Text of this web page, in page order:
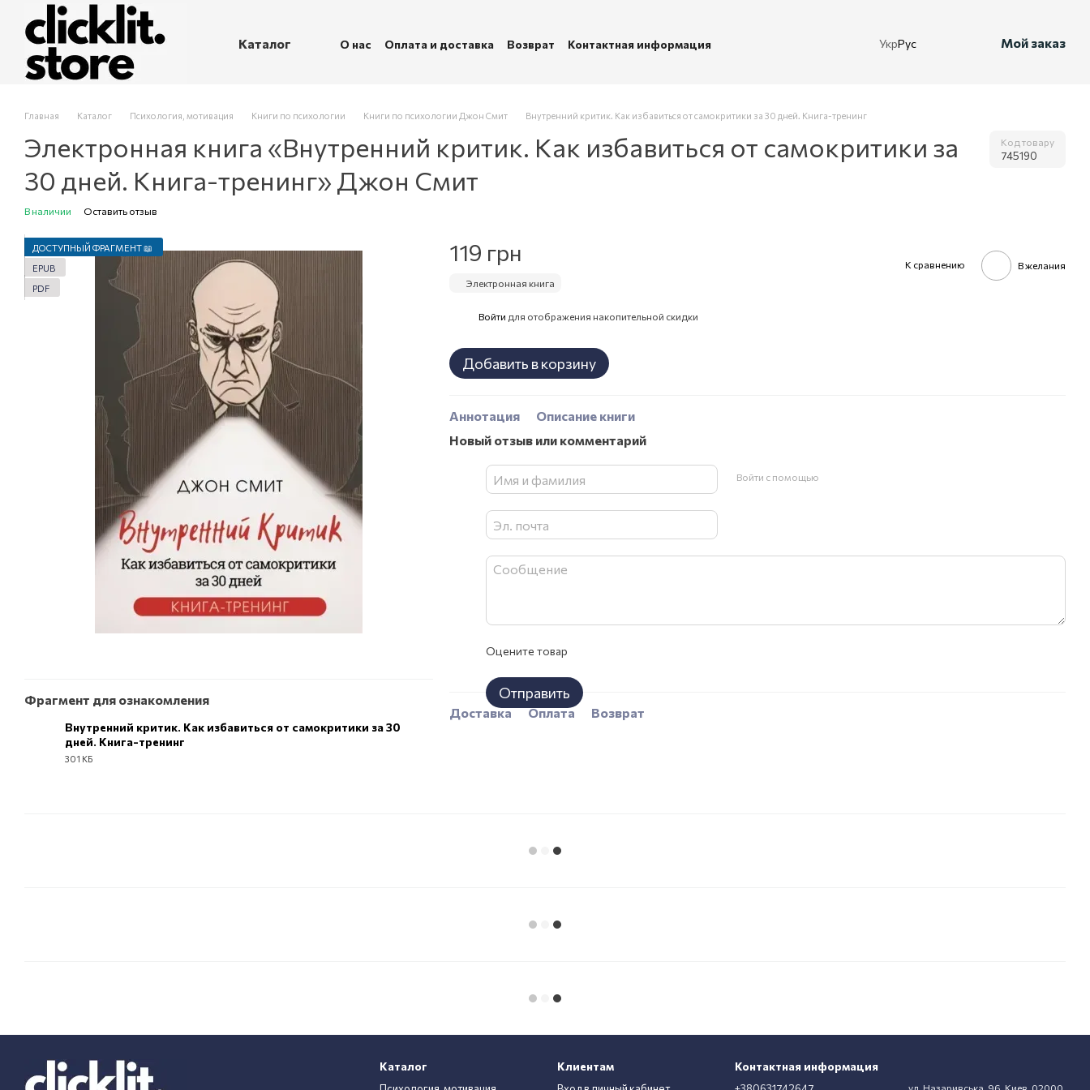
Перейти к основному контенту
Каталог О нас Оплата и доставка Возврат
Контактная информация
УкрРус Мой заказ
Главная Каталог Психология, мотивация Книги по психологии Книги по психологии Джон Смит Внутренний критик. Как избавиться от самокритики за 30 дней. Книга-тренинг
Электронная книга «Внутренний критик. Как избавиться от самокритики за
30 дней. Книга-тренинг» Джон Смит
Код товару
745190
В наличии Оставить отзыв
ДОСТУПНЫЙ ФРАГМЕНТ 📖
EPUB
PDF
Фрагмент для ознакомления
Внутренний критик. Как избавиться от самокритики за 30
дней. Книга-тренинг
301 КБ
119 грн
Электронная книга
К сравнению В желания
Войти для отображения накопительной скидки
Добавить в корзину
Аннотация
Описание книги
Новый отзыв или комментарий
Войти с помощью
Оцените товар
Отправить
Доставка Оплата Возврат
Каталог Клиентам Контактная информация
ул. Назаривська, 96, Киев, 02000,